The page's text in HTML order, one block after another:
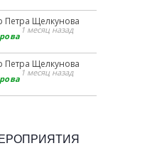
Петра Щелкунова
1 месяц назад
Петра Щелкунова
1 месяц назад